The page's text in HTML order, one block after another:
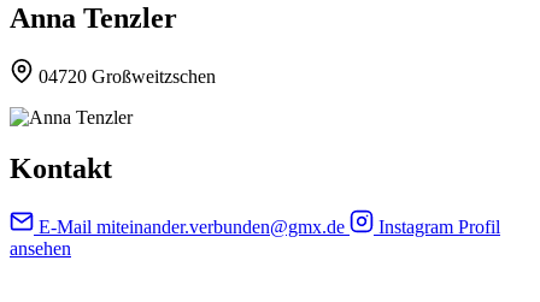
Anna Tenzler
04720 Großweitzschen
Kontakt
E-Mail miteinander.verbunden@gmx.de Instagram Profil
ansehen